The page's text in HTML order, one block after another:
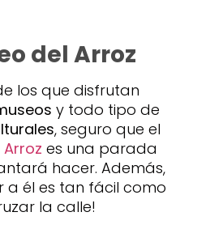
del Arroz
los que disfrutan
y todo tipo de
, seguro que el
es una parada
hacer. Además,
a él es tan fácil como
la calle!